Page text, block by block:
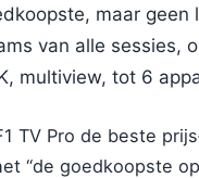
maar geen
van alle sessies,
multiview, tot 6
TV Pro de beste
“de goedkoopste